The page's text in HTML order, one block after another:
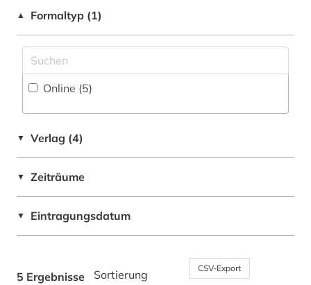
Technik (3)
Wissenschaftskunde, Forschung, Hochschul-,
Shibboleth
Zugriff vor Ort
▲ Formaltyp (1)
Online (5)
▼ Verlag (4)
▼ Zeiträume
▼ Eintragungsdatum
5 Ergebnisse
Sortierung CSV-Export